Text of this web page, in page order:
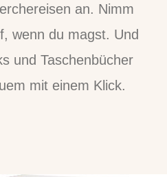
an. Nimm
wenn du magst. Und
und Taschenbücher
mit einem Klick.